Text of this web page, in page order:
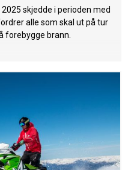
skjedde i perioden med
alle som skal ut på tur
forebygge brann.